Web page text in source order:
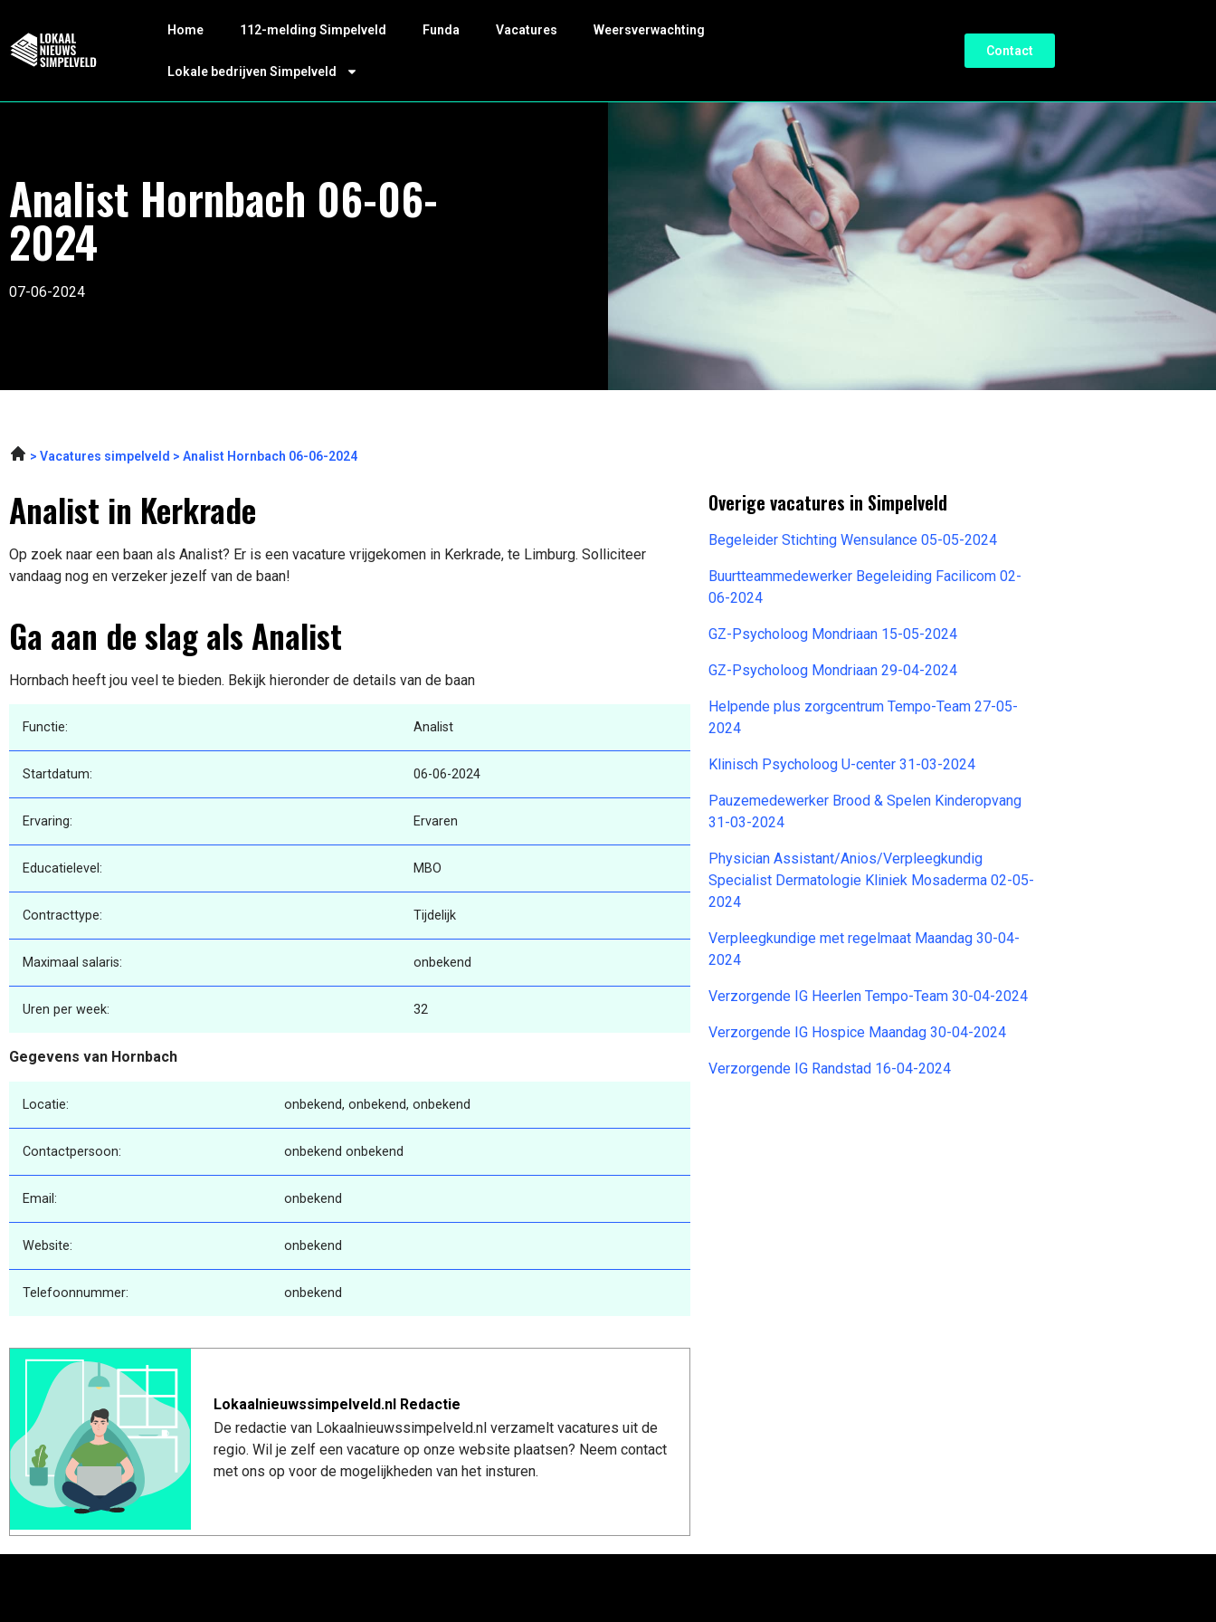
Home 112-melding Simpelveld Funda Vacatures Weersverwachting
Lokale bedrijven Simpelveld
Contact
Analist Hornbach 06-06-
2024
07-06-2024
Vacatures simpelveld Analist Hornbach 06-06-2024
Analist in Kerkrade
Op zoek naar een baan als Analist? Er is een vacature vrijgekomen in Kerkrade, te Limburg. Solliciteer
vandaag nog en verzeker jezelf van de baan!
Ga aan de slag als Analist
Hornbach heeft jou veel te bieden. Bekijk hieronder de details van de baan
Functie: Analist
Startdatum: 06-06-2024
Ervaring: Ervaren
Educatielevel: MBO
Contracttype: Tijdelijk
Maximaal salaris: onbekend
Uren per week: 32
Gegevens van Hornbach
Locatie: onbekend, onbekend, onbekend
Contactpersoon: onbekend onbekend
Email: onbekend
Website: onbekend
Telefoonnummer: onbekend
Lokaalnieuwssimpelveld.nl Redactie
De redactie van Lokaalnieuwssimpelveld.nl verzamelt vacatures uit de
regio. Wil je zelf een vacature op onze website plaatsen? Neem contact
met ons op voor de mogelijkheden van het insturen.
Overige vacatures in Simpelveld
Begeleider Stichting Wensulance 05-05-2024
Buurtteammedewerker Begeleiding Facilicom 02-
06-2024
GZ-Psycholoog Mondriaan 15-05-2024
GZ-Psycholoog Mondriaan 29-04-2024
Helpende plus zorgcentrum Tempo-Team 27-05-
2024
Klinisch Psycholoog U-center 31-03-2024
Pauzemedewerker Brood & Spelen Kinderopvang
31-03-2024
Physician Assistant/Anios/Verpleegkundig
Specialist Dermatologie Kliniek Mosaderma 02-05-
2024
Verpleegkundige met regelmaat Maandag 30-04-
2024
Verzorgende IG Heerlen Tempo-Team 30-04-2024
Verzorgende IG Hospice Maandag 30-04-2024
Verzorgende IG Randstad 16-04-2024